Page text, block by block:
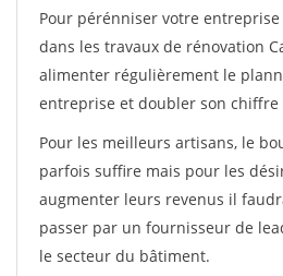
Pour pérénniser votre
dans les travaux de rénovation
alimenter régulièrement le
entreprise et doubler son chiffre
Pour les meilleurs artisans, le
parfois suffire mais pour les
augmenter leurs revenus il
passer par un fournisseur de
le secteur du bâtiment.